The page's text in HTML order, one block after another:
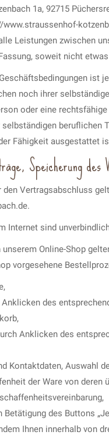
1a, 92715
Leistungen zwischen
soweit nicht
noch ihrer
oder eine
Fähigkeit ausgestattet
Speicherung
den Vertragsabschluss
Internet sind
Online-Shop
vorgesehene
des
Anklicken des
Kontaktdaten, Auswahl
der Ware von
des Buttons
Ihnen innerhalb von